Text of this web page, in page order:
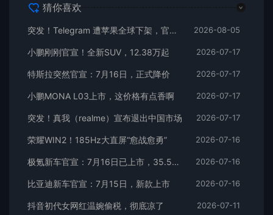
猜你喜欢
突发！Telegram 遭苹果全球下架，官方回应 2026-08-05
小鹏刚刚官宣！全新SUV，12.38万起 2026-07-17
特斯拉突然官宣：7月16日，正式降价 2026-07-17
小鹏MONA L03上市，这价格有点香啊 2026-07-17
突发！真我（realme）宣布退出中国市场 2026-07-17
荣耀WIN2！185Hz大直屏“愈战愈勇” 2026-07-16
极氪新车官宣：7月16日已上市，35.5万元起 2026-07-16
比亚迪新车官宣：7月15日，新款上市 2026-07-16
抖音初代女网红温婉偷税，彻底凉了 2026-07-11